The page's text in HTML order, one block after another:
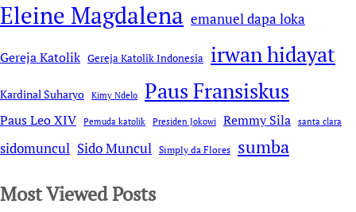
Eleine Magdalena emanuel dapa loka
Gereja Katolik Gereja Katolik Indonesia irwan hidayat
Kardinal Suharyo Kimy Ndelo Paus Fransiskus
Paus Leo XIV Pemuda katolik Presiden Jokowi Remmy Sila santa clara
sidomuncul Sido Muncul Simply da Flores sumba
Most Viewed Posts